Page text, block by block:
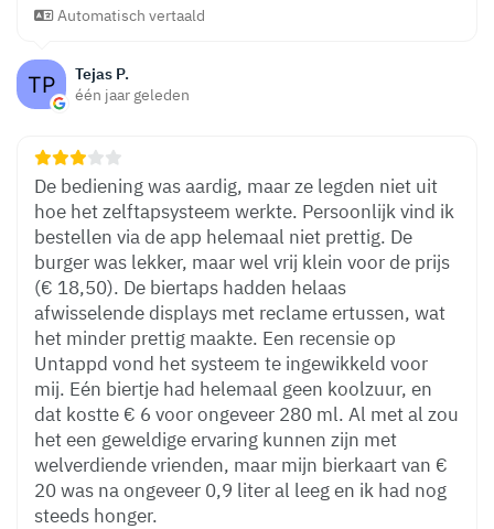
Tejas P.
één jaar geleden
Automatisch vertaald
De bediening was aardig, maar ze legden niet uit
hoe het zelftapsysteem werkte. Persoonlijk vind ik
bestellen via de app helemaal niet prettig. De
burger was lekker, maar wel vrij klein voor de prijs
(€ 18,50). De biertaps hadden helaas
afwisselende displays met reclame ertussen, wat
het minder prettig maakte. Een recensie op
Untappd vond het systeem te ingewikkeld voor
mij. Eén biertje had helemaal geen koolzuur, en
dat kostte € 6 voor ongeveer 280 ml. Al met al zou
het een geweldige ervaring kunnen zijn met
welverdiende vrienden, maar mijn bierkaart van €
20 was na ongeveer 0,9 liter al leeg en ik had nog
steeds honger.